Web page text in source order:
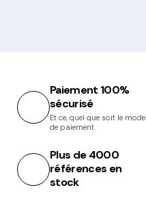
Paiement 100%
sécurisé
Et ce, quel que soit le mode
de paiement
Plus de 4000
références en
stock